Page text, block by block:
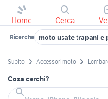
Home Cerca
Ricerche moto usate trapani e
Subito Accessori moto
Cosa cerchi?